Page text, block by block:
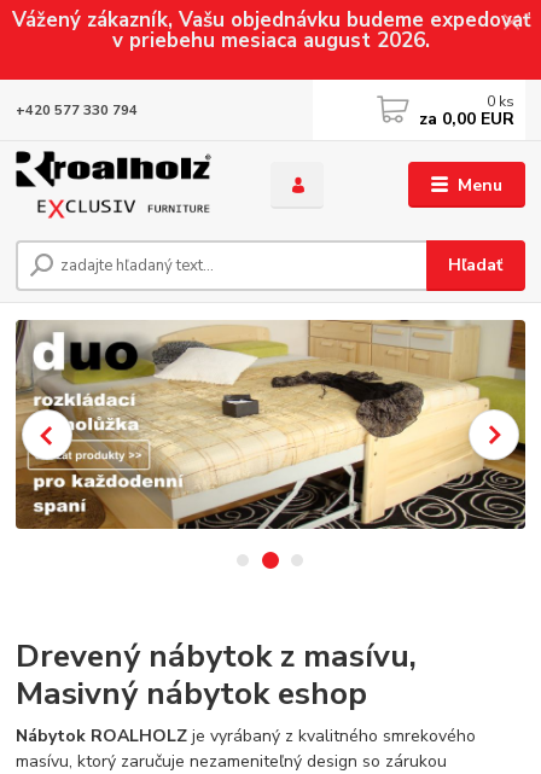
Vážený zákazník, Vašu objednávku budeme expedovať
v priebehu mesiaca august 2026.
Menu
Hľadať
+420 577 330 794 0 ks
za 0,00 EUR
Drevený nábytok z masívu,
Masivný nábytok eshop
Nábytok ROALHOLZ je vyrábaný z kvalitného smrekového
masívu, ktorý zaručuje nezameniteľný design so zárukou